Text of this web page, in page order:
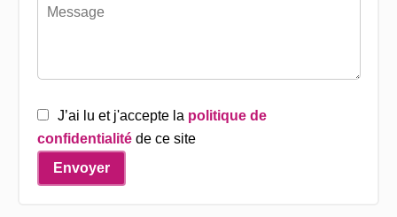
J’ai lu et j'accepte la politique de
confidentialitéde ce site
Envoyer